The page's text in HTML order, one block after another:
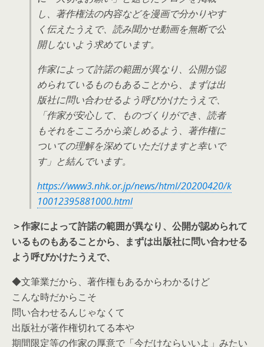
し、著作権法の内容などを漫画で分かりやす
く伝えたうえで、読み聞かせ動画を無断で公
開しないよう求めています。
作家によって許諾の範囲が異なり、公開が認
められているものもあることから、まずは出
版社に問い合わせるよう呼びかけたうえで、
「作家が安心して、ものづくりができ、読者
もそれをこころから楽しめるよう、著作権に
ついての理解を深めていただけますと幸いで
す」と結んでいます。
https://www3.nhk.or.jp/news/html/20200420/k
10012395881000.html
＞作家によって許諾の範囲が異なり、公開が認められて
いるものもあることから、まずは出版社に問い合わせる
よう呼びかけたうえで、
◆文筆業だから、著作権もあるからわかるけど
こんな時だからこそ
問い合わせるんじゃなくて
出版社が著作権切れてる本や
期間限定等の作家の厚意で「今だけならいいよ」みたい